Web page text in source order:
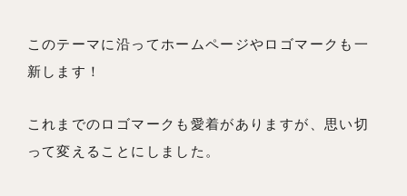
このテーマに沿ってホームページやロゴマークも一
新します！
これまでのロゴマークも愛着がありますが、思い切
って変えることにしました。